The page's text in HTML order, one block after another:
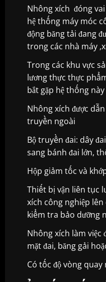
Nhông xích đóng
hệ thống máy móc
động băng tải đang
trong các nhà máy
Trong các khu vực
lương thực thực
bắt gặp hệ thống
Nhông xích được
truyền ngoài
Bộ truyền đai: dây
sang bánh đai lớn,
Hộp giảm tốc và
Thiết bị vận liên tục
xích công nghiệp lên
kiểm tra bảo dưỡng
Nhông xích làm việc
mặt đai, băng gải
Có tốc độ vòng quay